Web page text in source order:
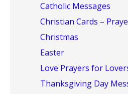
Catholic Messages
Christian Cards –
Christmas
Easter
Love Prayers for
Thanksgiving Day